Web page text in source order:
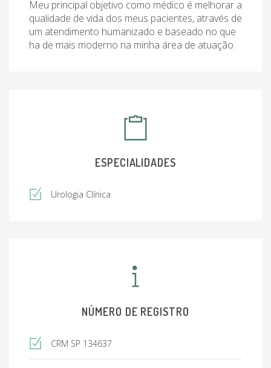
Meu principal objetivo como médico é melhorar a
qualidade de vida dos meus pacientes, através de
um atendimento humanizado e baseado no que
ha de mais moderno na minha área de atuação.
ESPECIALIDADES
Urologia Clínica
NÚMERO DE REGISTRO
CRM SP 134637